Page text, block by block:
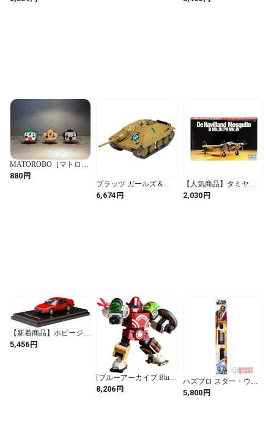
200 エースプレイヤー
ダー エレクトロニック
MATOROBO［マトロ
ボ］PIEROBO
880円
プラッツ ガールズ＆パ
ンツァー最終章 おてご
ろ模型戦車道 38(t)戦車
6,674円
【人気商品】タミヤ
(TAMIYA) 1/72 ウォーバ
ードコレクション No.53
2,030円
【新着商品】ホビージャ
パン (HobbyJAPAN)
HJ64 1/64 ホンダ
5,456円
[ブルーアーカイブ Blue
Archive] KAITEN FX
Mk.0 ノンスケール 組み
8,206円
ハズブロ スター・ウォ
ーズ ライトセーバー・
フォージ カイバーコア
5,800円